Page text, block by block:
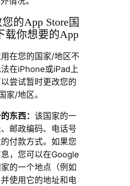
的App Store国
载你想要的App
在您的国家/地区不
在iPhone或iPad上
尝试暂时更改您的
家/地区。
东西： 该国家的一
邮政编码、电话号
付款方式。如果您
，您可以在Google
的一个地点（例如
使用它的地址和电